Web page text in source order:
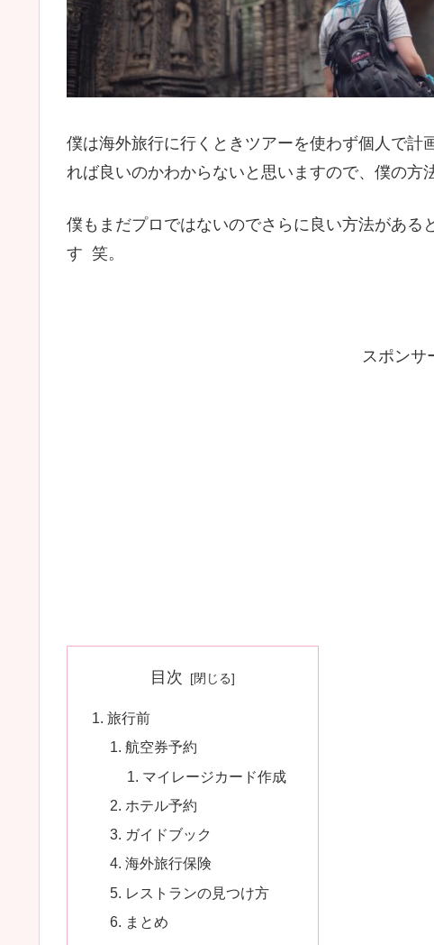
僕は海外旅行に行くときツアーを使わず個人で
れば良いのかわからないと思いますので、僕の方
僕もまだプロではないのでさらに良い方法があ
す 笑。
スポンサ
目次
旅行前
航空券予約
マイレージカード作成
ホテル予約
ガイドブック
海外旅行保険
レストランの見つけ方
まとめ